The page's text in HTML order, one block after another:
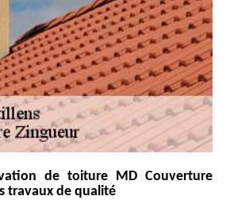
de toiture MD Couverture
travaux de qualité